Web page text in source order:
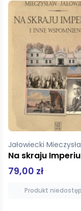
Jałowiecki
79,00 zł
Produkt